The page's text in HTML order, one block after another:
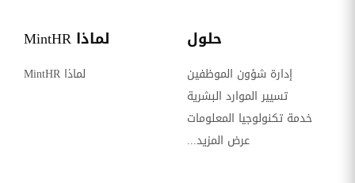
حلول
إدارة شؤون الموظفين
تسيير الموارد البشرية
خدمة تكنولوجيا المعلومات
عرض المزيد...
لماذا MintHR
لماذا MintHR